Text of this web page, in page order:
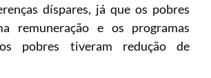
díspares, já que os pobres
remuneração e os programas
pobres tiveram redução de